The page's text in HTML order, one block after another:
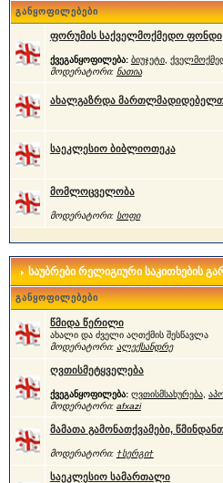
განყოფილებები
ფორუმის საქველმოქმედო ფონდი
ქვეგანყოფილება: ბიუჯეტი,
მოდერატორი: ნათია
ახალგაზრდა
საეკლესიო ბიბლიოთეკა
მომლოცველობა
მოდერატორი: სოფი
საუბრები რელიგიური საკითხების
განყოფილებები
წმიდა წერილი
ახალი და ძველი აღთქმის შესწავლა
მოდერატორი: ალექსანდრე
ღვთისმეტყველება
ქვეგანყოფილება: ღვთისმსახურება,
მოდერატორი: afxazi
მამათა გამონათქვამები,
მოდერატორი: †სერგი†
საეკლესიო სამართალი